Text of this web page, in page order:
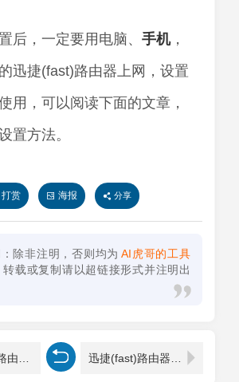
后，一定要用电脑、 手机，
迅捷(fast)路由器上网，设置
用，可以阅读下面的文章，
置方法。
打赏 海报 分享
除非注明，否则均为 AI虎哥的工具
转载或复制请以超链接形式并注明出